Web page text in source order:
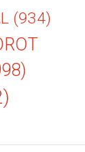
(934)